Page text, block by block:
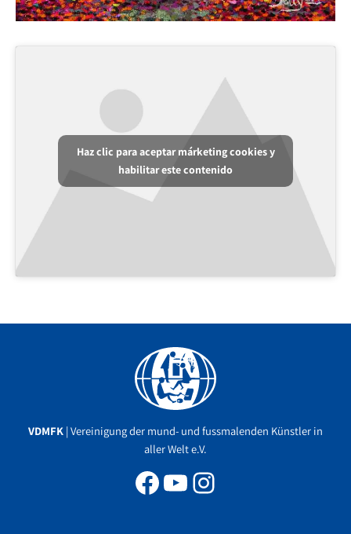
Haz clic para aceptar márketing cookies y
habilitar este contenido
VDMFK | Vereinigung der mund- und fussmalenden Künstler in
aller Welt e.V.
Facebook
YouTube
Instagram